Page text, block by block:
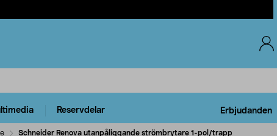
Reservdelar Erbjudanden
Schneider Renova utanpåliggande strömbrytare 1-pol/trapp